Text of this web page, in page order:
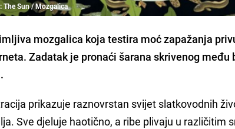
The Sun / Mozgalica
mozgalica koja testira moć zapažanja
Zadatak je pronaći šarana skrivenog
prikazuje raznovrstan svijet slatkovodnih
Sve djeluje haotično, a ribe plivaju u